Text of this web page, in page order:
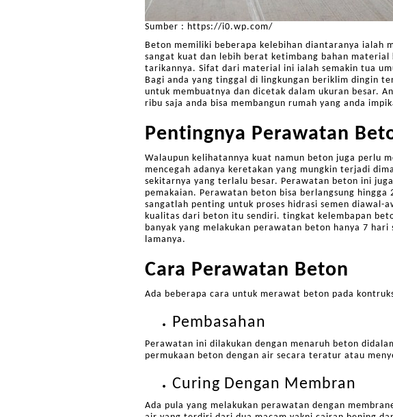
Sumber : https://i0.wp.com/
Beton memiliki beberapa kelebihan diantaranya ialah
sangat kuat dan lebih berat ketimbang bahan
tarikannya. Sifat dari material ini ialah semakin tua
Bagi anda yang tinggal di lingkungan beriklim dingin
untuk membuatnya dan dicetak dalam ukuran besar.
ribu saja anda bisa membangun rumah yang anda
Pentingnya Perawatan
Walaupun kelihatannya kuat namun beton juga perlu
mencegah adanya keretakan yang mungkin terjadi
sekitarnya yang terlalu besar. Perawatan beton ini
pemakaian. Perawatan beton bisa berlangsung
sangatlah penting untuk proses hidrasi semen
kualitas dari beton itu sendiri. tingkat kelembapan
banyak yang melakukan perawatan beton hanya 7
lamanya.
Cara Perawatan Beton
Ada beberapa cara untuk merawat beton pada
Pembasahan
Perawatan ini dilakukan dengan menaruh beton
permukaan beton dengan air secara teratur atau
Curing Dengan Membran
Ada pula yang melakukan perawatan dengan